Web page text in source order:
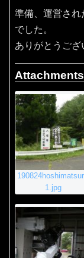
準備、運営され
でした。
ありがとうござ
1.jpg